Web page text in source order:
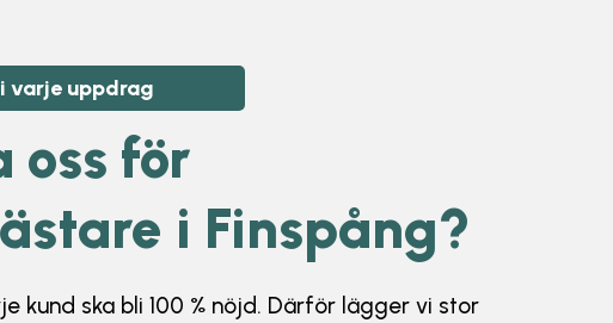
varje uppdrag
oss för
i Finspång?
kund ska bli 100 % nöjd. Därför lägger vi stor